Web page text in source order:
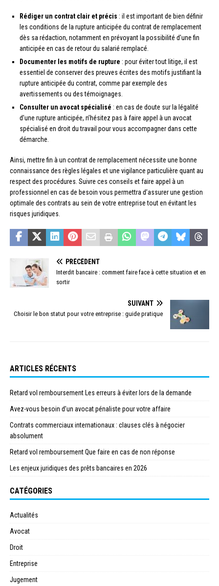
Rédiger un contrat clair et précis : il est important de bien définir
les conditions de la rupture anticipée du contrat de remplacement
dès sa rédaction, notamment en prévoyant la possibilité d’une fin
anticipée en cas de retour du salarié remplacé.
Documenter les motifs de rupture : pour éviter tout litige, il est
essentiel de conserver des preuves écrites des motifs justifiant la
rupture anticipée du contrat, comme par exemple des
avertissements ou des témoignages.
Consulter un avocat spécialisé : en cas de doute sur la légalité
d’une rupture anticipée, n’hésitez pas à faire appel à un avocat
spécialisé en droit du travail pour vous accompagner dans cette
démarche.
Ainsi, mettre fin à un contrat de remplacement nécessite une bonne
connaissance des règles légales et une vigilance particulière quant au
respect des procédures. Suivre ces conseils et faire appel à un
professionnel en cas de besoin vous permettra d’assurer une gestion
optimale des contrats au sein de votre entreprise tout en évitant les
risques juridiques.
PRÉCÉDENT
Interdit bancaire : comment faire face à cette situation et en
sortir
SUIVANT
Choisir le bon statut pour votre entreprise : guide pratique
ARTICLES RÉCENTS
Retard vol remboursement Les erreurs à éviter lors de la demande
Avez-vous besoin d’un avocat pénaliste pour votre affaire
Contrats commerciaux internationaux : clauses clés à négocier
absolument
Retard vol remboursement Que faire en cas de non réponse
Les enjeux juridiques des prêts bancaires en 2026
CATÉGORIES
Actualités
Avocat
Droit
Entreprise
Jugement